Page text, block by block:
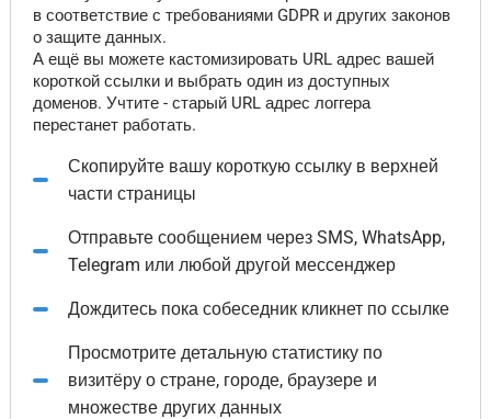
в соответствие с требованиями GDPR и других законов
о защите данных.
А ещё вы можете кастомизировать URL адрес вашей
короткой ссылки и выбрать один из доступных
доменов. Учтите - старый URL адрес логгера
перестанет работать.
Скопируйте вашу короткую ссылку в верхней
части страницы
Отправьте сообщением через SMS, WhatsApp,
Telegram или любой другой мессенджер
Дождитесь пока собеседник кликнет по ссылке
Просмотрите детальную статистику по
визитёру о стране, городе, браузере и
множестве других данных